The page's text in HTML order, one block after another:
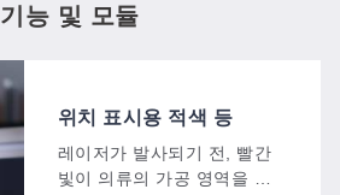
기능 및 모듈
위치 표시용 적색 등
(Denim Systems)
레이저가 발사되기 전, 빨간
빛이 의류의 가공 영역을 표